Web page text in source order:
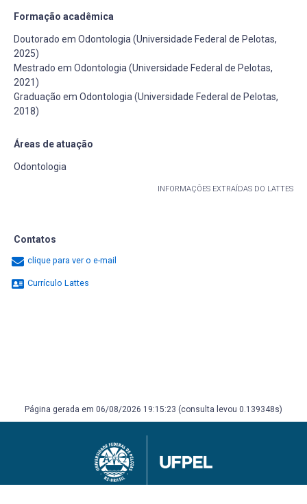
Formação acadêmica
Doutorado em Odontologia (Universidade Federal de Pelotas,
2025)
Mestrado em Odontologia (Universidade Federal de Pelotas,
2021)
Graduação em Odontologia (Universidade Federal de Pelotas,
2018)
Áreas de atuação
Odontologia
INFORMAÇÕES EXTRAÍDAS DO LATTES
Contatos
clique para ver o e-mail
Currículo Lattes
Página gerada em 06/08/2026 19:15:23 (consulta levou 0.139348s)